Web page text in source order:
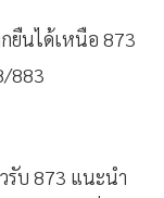
ยืนได้เหนือ 873
883
บ 873 แนะนำ